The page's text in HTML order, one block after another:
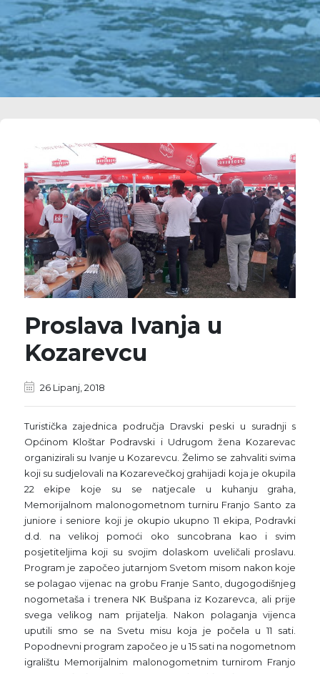
Proslava Ivanja u
Kozarevcu
26 Lipanj, 2018
Turistička zajednica područja Dravski peski u suradnji s
Općinom Kloštar Podravski i Udrugom žena Kozarevac
organizirali su Ivanje u Kozarevcu. Želimo se zahvaliti svima
koji su sudjelovali na Kozarevečkoj grahijadi koja je okupila
22 ekipe koje su se natjecale u kuhanju graha,
Memorijalnom malonogometnom turniru Franjo Santo za
juniore i seniore koji je okupio ukupno 11 ekipa, Podravki
d.d. na velikoj pomoći oko suncobrana kao i svim
posjetiteljima koji su svojim dolaskom uveličali proslavu.
Program je započeo jutarnjom Svetom misom nakon koje
se polagao vijenac na grobu Franje Santo, dugogodišnjeg
nogometaša i trenera NK Bušpana iz Kozarevca, ali prije
svega velikog nam prijatelja. Nakon polaganja vijenca
uputili smo se na Svetu misu koja je počela u 11 sati.
Popodnevni program započeo je u 15 sati na nogometnom
igralištu Memorijalnim malonogometnim turnirom Franjo